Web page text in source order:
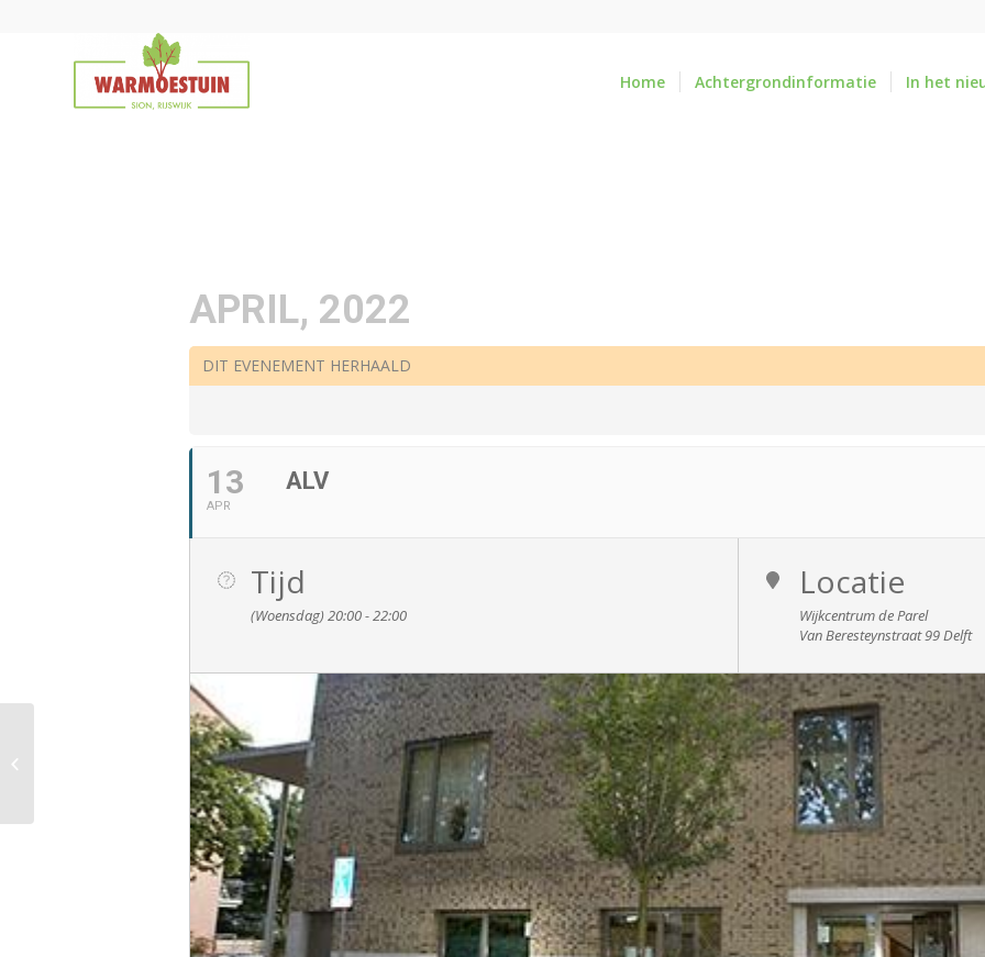
Home Achtergrondinformatie In het
APRIL, 2022
DIT EVENEMENT HERHAALD
13
APR
ALV
Tijd
(Woensdag) 20:00 - 22:00
Locatie
Wijkcentrum de Parel
Van Beresteynstraat 99 Delft